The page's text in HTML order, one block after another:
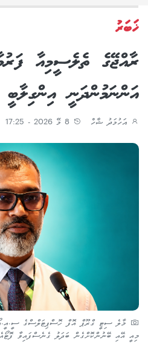
ޚަބަރު
ރާއްޖޭގެ ތެލެސީމިއާ
އަންނަމުންދަނީ
އަހުމަދު ޝާހް
މާލެ ސިޓީ ގްރޫޕް އޮފް ހޮސްޕިޓަލްސްގެ
މިއީ އޭއި ބޭނުންކޮށްގެން ބަދަލު ގެނެސްފައިވާ